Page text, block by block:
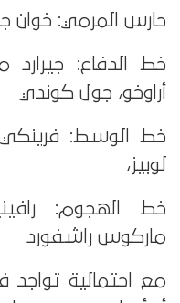
حارس المرمي: خوان
خط الدفاع: جيرارد
أراوخو، جول كوندي
خط الوسط: فرينكي
لوبيز،
خط الهجوم:
ماركوس راشفورد
مع احتمالية تواجد